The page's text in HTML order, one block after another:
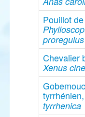
Pouillot
proregulus
Chevalier
Xenus
tyrrhénien,
tyrrhenica